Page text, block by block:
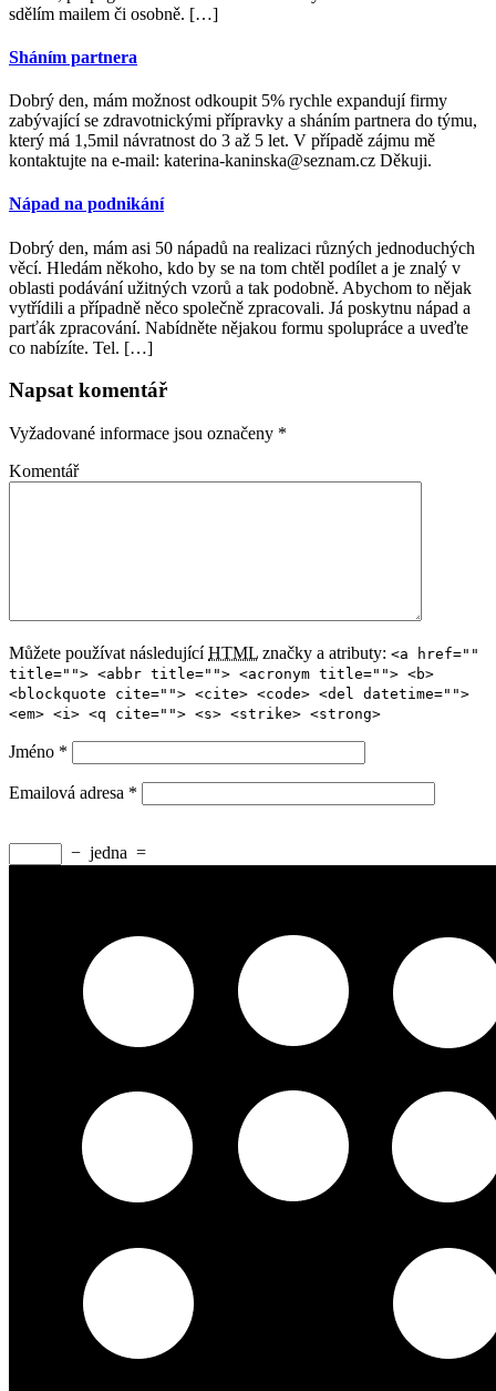
sdělím mailem či osobně. […]
Sháním partnera
Dobrý den, mám možnost odkoupit 5% rychle expandují firmy
zabývající se zdravotnickými přípravky a sháním partnera do týmu,
který má 1,5mil návratnost do 3 až 5 let. V případě zájmu mě
kontaktujte na e-mail: katerina-kaninska@seznam.cz Děkuji.
Nápad na podnikání
Dobrý den, mám asi 50 nápadů na realizaci různých jednoduchých
věcí. Hledám někoho, kdo by se na tom chtěl podílet a je znalý v
oblasti podávání užitných vzorů a tak podobně. Abychom to nějak
vytřídili a případně něco společně zpracovali. Já poskytnu nápad a
parťák zpracování. Nabídněte nějakou formu spolupráce a uveďte
co nabízíte. Tel. […]
Napsat komentář
Vyžadované informace jsou označeny *
Komentář
Můžete používat následujícíHTML značky a atributy: <a href=""
title=""> <abbr title=""> <acronym title=""> <b>
<blockquote cite=""> <cite> <code> <del datetime="">
<em> <i> <q cite=""> <s> <strike> <strong>
Jméno *
Emailová adresa *
− jedna =